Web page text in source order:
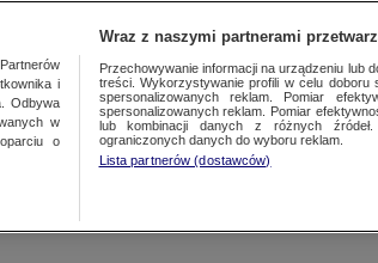
i
Odbywa
w
o
Wraz z naszymi partnerami
Przechowywanie informacji na urządzeniu lub
treści. Wykorzystywanie profili w celu doboru
spersonalizowanych reklam. Pomiar
spersonalizowanych reklam. Pomiar
lub kombinacji danych z różnych
ograniczonych danych do wyboru reklam.
Lista partnerów (dostawców)